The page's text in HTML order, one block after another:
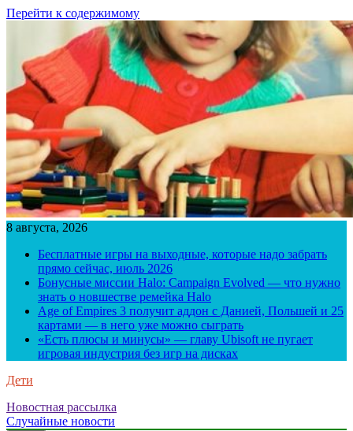
Перейти к содержимому
8 августа, 2026
Бесплатные игры на выходные, которые надо забрать
прямо сейчас, июль 2026
Бонусные миссии Halo: Campaign Evolved — что нужно
знать о новшестве ремейка Halo
Age of Empires 3 получит аддон с Данией, Польшей и 25
картами — в него уже можно сыграть
«Есть плюсы и минусы» — главу Ubisoft не пугает
игровая индустрия без игр на дисках
Дети
Новостная рассылка
Случайные новости